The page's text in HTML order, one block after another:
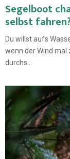
Segelboot
selbst
Du willst aufs
wenn der Wind
durchs...